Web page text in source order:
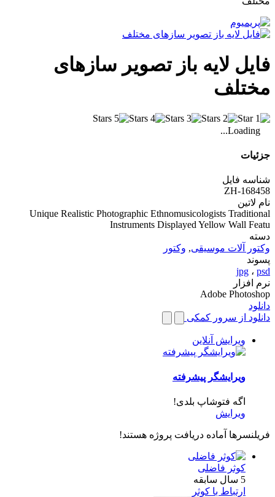
فایل لایه باز تصویر سازهای
مختلف
Loading...
جزئیات
شناسه فایل
ZH-168458
نام لاتین
Unique Realistic Photographic Ethnomusicologists Traditional
Instruments Displayed Yellow Wall Featu
دسته
وکتور آلات موسیقی, وکتور
پسوند
jpg ، psd
نرم افزار
Adobe Photoshop
دانلود
دانلود از سرور کمکی
ویرایش آنلاین
ویرایشگر پیشرفته
اگه فتوشاپ بلدی!
ویرایش
فریلنسرها آماده دریافت پروژه هستند!
کوثر فاضلی
5 سال سابقه
ارتباط با کوثر